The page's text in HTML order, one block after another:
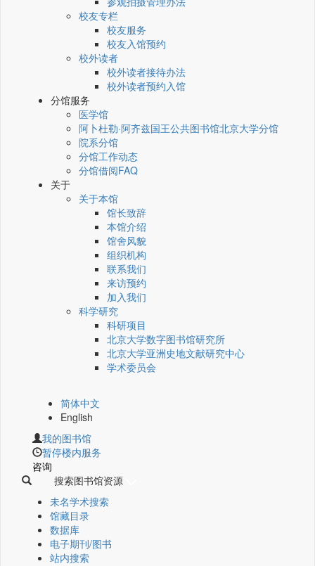
校友专栏
校友服务
校友入馆预约
校外读者
校外读者接待办法
校外读者预约入馆
分馆服务
医学馆
阿卜杜勒·阿齐兹国王公共图书馆北京大学分馆
院系分馆
分馆工作动态
分馆借阅FAQ
关于
关于本馆
馆长致辞
本馆介绍
馆舍风貌
组织机构
联系我们
来访预约
加入我们
科学研究
科研项目
北京大学数字图书馆研究所
北京大学亚洲史地文献研究中心
学术委员会
简体中文
English
我的图书馆
暂停楼内服务
咨询
搜索图书馆资源
未名学术搜索
馆藏目录
数据库
电子期刊/图书
站内搜索